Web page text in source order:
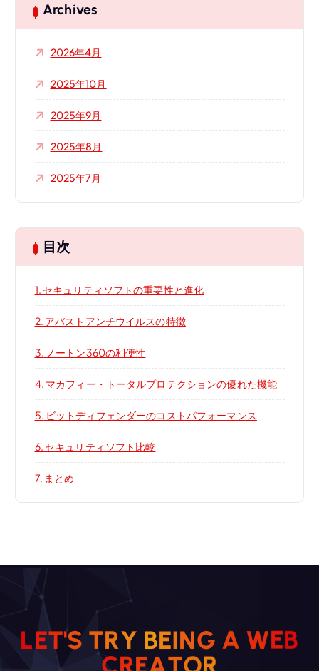
Archives
2026年4月
2025年10月
2025年9月
2025年8月
2025年7月
目次
1. セキュリティソフトの重要性と進化
2. アバストアンチウイルスの特徴
3. ノートン360の利便性
4. マカフィー・トータルプロテクションの優れた機能
5. ビットディフェンダーのコストパフォーマンス
6. セキュリティソフト比較
7. まとめ
LET'S TRY BEING A WEB